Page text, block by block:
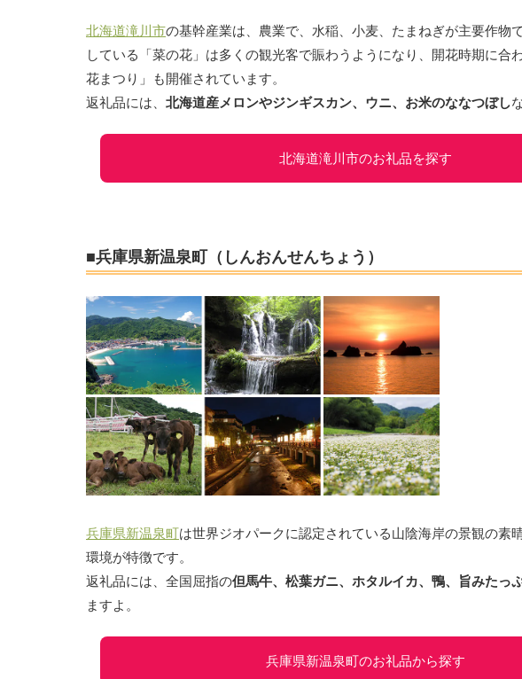
北海道滝川市の基幹産業は、農業で、水稲、小麦、たまねぎが主要作物
している「菜の花」は多くの観光客で賑わうようになり、開花時期に合
花まつり」も開催されています。
返礼品には、 北海道産メロンやジンギスカン、ウニ、お米のななつぼし
北海道滝川市のお礼品を探す
■兵庫県新温泉町（しんおんせんちょう）
兵庫県新温泉町は世界ジオパークに認定されている山陰海岸の景観の素
環境が特徴です。
返礼品には、全国屈指の但馬牛、松葉ガニ、ホタルイカ、鴨、旨みたっ
ますよ。
兵庫県新温泉町のお礼品から探す